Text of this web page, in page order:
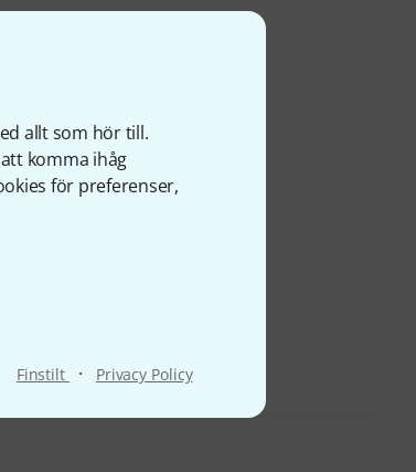
allt som hör till.
komma ihåg
för preferenser,
Finstilt · Privacy Policy